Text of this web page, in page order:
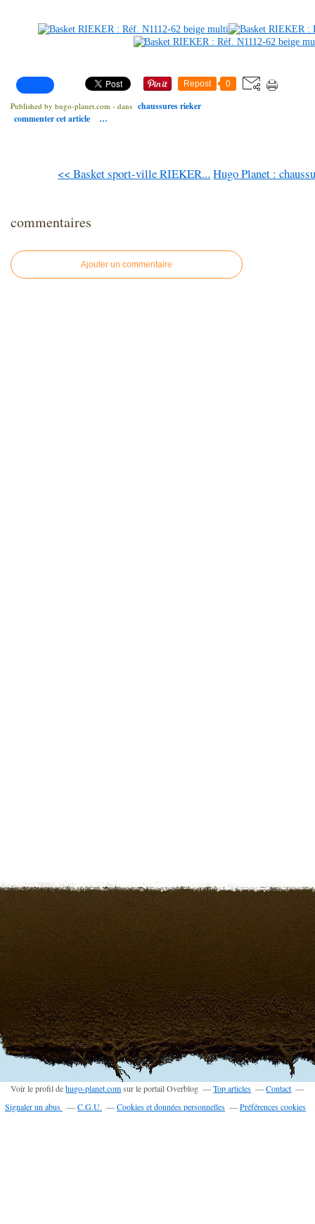
Repost 0
Published by hugo-planet.com - dans chaussures rieker
commenter cet article
…
<< Basket sport-ville RIEKER... Hugo Planet :
commentaires
Ajouter un commentaire
Voir le profil dehugo-planet.comsur le portail Overblog Top articles
Contact
Signaler un abus
C.G.U. Cookies et données personnelles Préférences cookies